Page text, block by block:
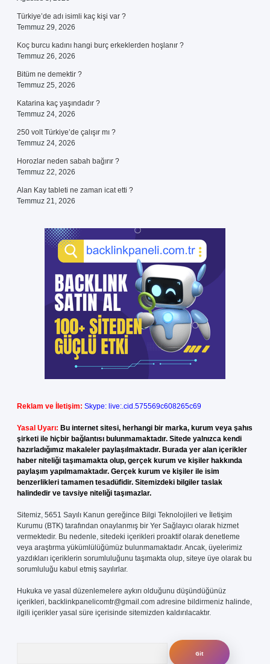
Türkiye’de adı isimli kaç kişi var ?
Temmuz 29, 2026
Koç burcu kadını hangi burç erkeklerden hoşlanır ?
Temmuz 26, 2026
Bitüm ne demektir ?
Temmuz 25, 2026
Katarina kaç yaşındadır ?
Temmuz 24, 2026
250 volt Türkiye’de çalışır mı ?
Temmuz 24, 2026
Horozlar neden sabah bağırır ?
Temmuz 22, 2026
Alan Kay tableti ne zaman icat etti ?
Temmuz 21, 2026
Reklam ve İletişim: Skype: live:.cid.575569c608265c69
Yasal Uyarı: Bu internet sitesi, herhangi bir marka, kurum veya şahıs
şirketi ile hiçbir bağlantısı bulunmamaktadır. Sitede yalnızca kendi
hazırladığımız makaleler paylaşılmaktadır. Burada yer alan içerikler
haber niteliği taşımamakta olup, gerçek kurum ve kişiler hakkında
paylaşım yapılmamaktadır. Gerçek kurum ve kişiler ile isim
benzerlikleri tamamen tesadüfidir. Sitemizdeki bilgiler taslak
halindedir ve tavsiye niteliği taşımazlar.
Sitemiz, 5651 Sayılı Kanun gereğince Bilgi Teknolojileri ve İletişim
Kurumu (BTK) tarafından onaylanmış bir Yer Sağlayıcı olarak hizmet
vermektedir. Bu nedenle, sitedeki içerikleri proaktif olarak denetleme
veya araştırma yükümlülüğümüz bulunmamaktadır. Ancak, üyelerimiz
yazdıkları içeriklerin sorumluluğunu taşımakta olup, siteye üye olarak bu
sorumluluğu kabul etmiş sayılırlar.
Hukuka ve yasal düzenlemelere aykırı olduğunu düşündüğünüz
içerikleri, backlinkpanelicomtr@gmail.com adresine bildirmeniz halinde,
ilgili içerikler yasal süre içerisinde sitemizden kaldırılacaktır.